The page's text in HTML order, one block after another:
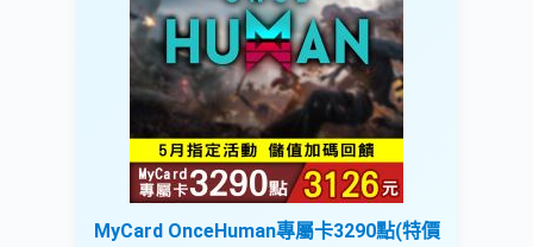
MyCard OnceHuman專屬卡3290點(特價